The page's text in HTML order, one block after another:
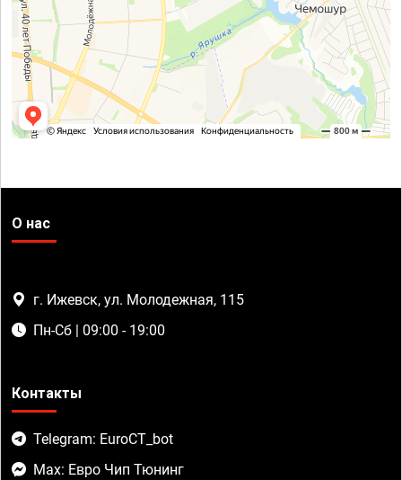
О нас
г. Ижевск, ул. Молодежная, 115
Пн-Сб | 09:00 - 19:00
Контакты
Telegram: EuroCT_bot
Max: Евро Чип Тюнинг